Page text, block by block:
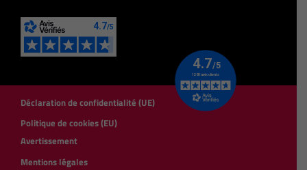
Déclaration de confidentialité (UE)
Politique de cookies (EU)
Avertissement
Mentions légales